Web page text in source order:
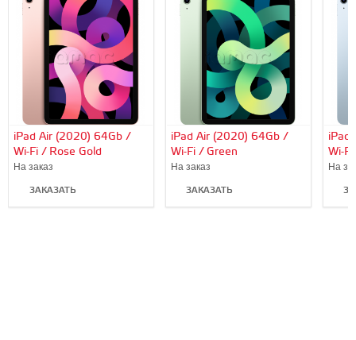
iPad Air (2020) 64Gb /
Wi-Fi / Rose Gold
На заказ
ЗАКАЗАТЬ
iPad Air (2020) 64Gb /
Wi-Fi / Green
На заказ
ЗАКАЗАТЬ
iPad
Wi-
На